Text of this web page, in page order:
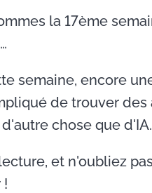
la 17ème
semaine, encore
de trouver des
chose que d'IA.
et n'oubliez
!